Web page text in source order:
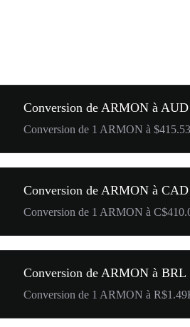
Conversion de ARMON à AUD
Conversion de 1 ARMON à $415.53
Conversion de ARMON à CAD
Conversion de 1 ARMON à
Conversion de ARMON à BRL
Conversion de 1 ARMON à